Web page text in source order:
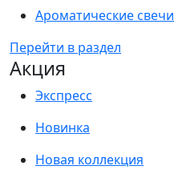
Ароматические свечи
Перейти в раздел
Акция
Экспресс
Новинка
Новая коллекция